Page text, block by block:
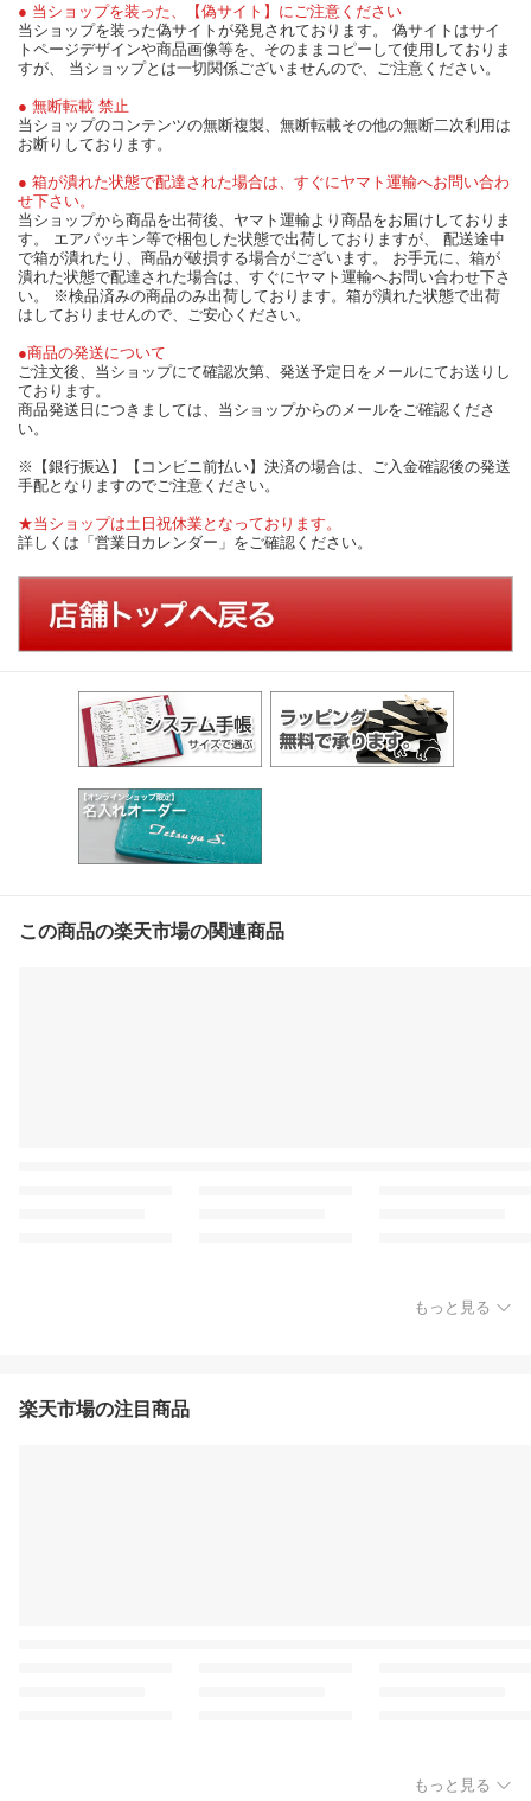
● 当ショップを装った、【偽サイト】にご注意ください
当ショップを装った偽サイトが発見されております。 偽サイトはサイ
トページデザインや商品画像等を、そのままコピーして使用しておりま
すが、 当ショップとは一切関係ございませんので、ご注意ください。
● 無断転載 禁止
当ショップのコンテンツの無断複製、無断転載その他の無断二次利用は
お断りしております。
● 箱が潰れた状態で配達された場合は、すぐにヤマト運輸へお問い合わ
せ下さい。
当ショップから商品を出荷後、ヤマト運輸より商品をお届けしておりま
す。 エアパッキン等で梱包した状態で出荷しておりますが、 配送途中
で箱が潰れたり、商品が破損する場合がございます。 お手元に、箱が
潰れた状態で配達された場合は、すぐにヤマト運輸へお問い合わせ下さ
い。 ※検品済みの商品のみ出荷しております。箱が潰れた状態で出荷
はしておりませんので、ご安心ください。
●商品の発送について
ご注文後、当ショップにて確認次第、発送予定日をメールにてお送りし
ております。
商品発送日につきましては、当ショップからのメールをご確認くださ
い。
※【銀行振込】【コンビニ前払い】決済の場合は、ご入金確認後の発送
手配となりますのでご注意ください。
★当ショップは土日祝休業となっております。
詳しくは「営業日カレンダー」をご確認ください。
この商品の楽天市場の関連商品
もっと見る
楽天市場の注目商品
もっと見る